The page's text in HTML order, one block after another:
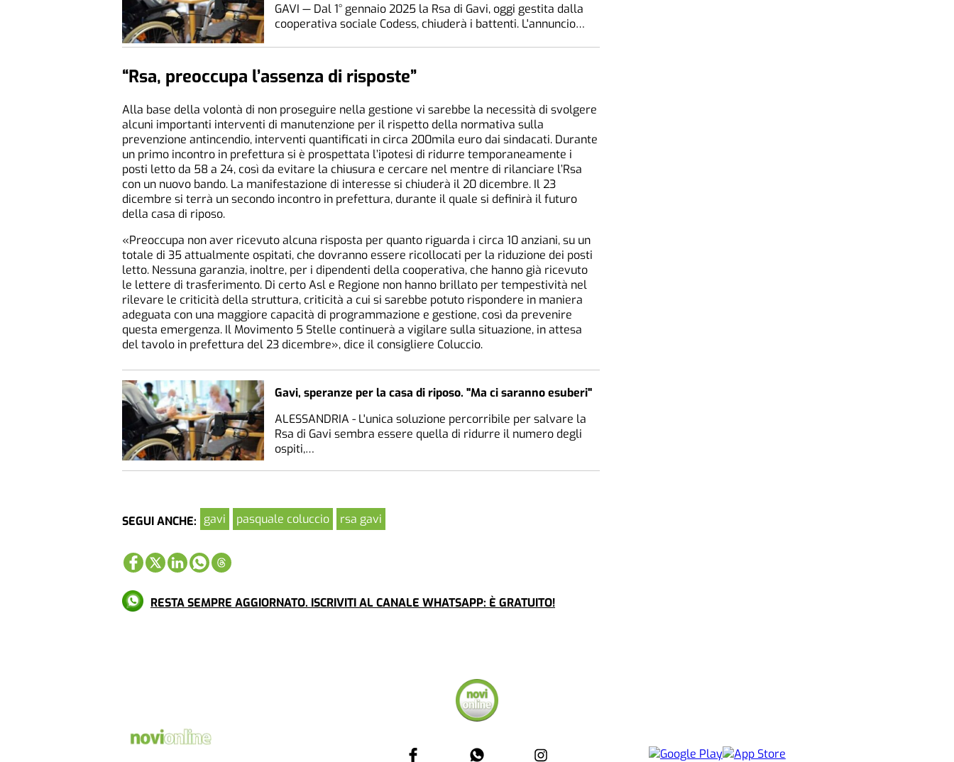
GAVI — Dal 1° gennaio 2025 la Rsa di Gavi, oggi gestita dalla
cooperativa sociale Codess, chiuderà i battenti. L'annuncio…
“Rsa, preoccupa l’assenza di risposte”
Alla base della volontà di non proseguire nella gestione vi sarebbe la necessità di svolgere
alcuni importanti interventi di manutenzione per il rispetto della normativa sulla
prevenzione antincendio, interventi quantificati in circa 200mila euro dai sindacati. Durante
un primo incontro in prefettura si è prospettata l’ipotesi di ridurre temporaneamente i
posti letto da 58 a 24, così da evitare la chiusura e cercare nel mentre di rilanciare l’Rsa
con un nuovo bando. La manifestazione di interesse si chiuderà il 20 dicembre. Il 23
dicembre si terrà un secondo incontro in prefettura, durante il quale si definirà il futuro
della casa di riposo.
«Preoccupa non aver ricevuto alcuna risposta per quanto riguarda i circa 10 anziani, su un
totale di 35 attualmente ospitati, che dovranno essere ricollocati per la riduzione dei posti
letto. Nessuna garanzia, inoltre, per i dipendenti della cooperativa, che hanno già ricevuto
le lettere di trasferimento. Di certo Asl e Regione non hanno brillato per tempestività nel
rilevare le criticità della struttura, criticità a cui si sarebbe potuto rispondere in maniera
adeguata con una maggiore capacità di programmazione e gestione, così da prevenire
questa emergenza. Il Movimento 5 Stelle continuerà a vigilare sulla situazione, in attesa
del tavolo in prefettura del 23 dicembre», dice il consigliere Coluccio.
Gavi, speranze per la casa di riposo. "Ma ci saranno esuberi"
ALESSANDRIA - L'unica soluzione percorribile per salvare la
Rsa di Gavi sembra essere quella di ridurre il numero degli
ospiti,…
SEGUI ANCHE: gavi pasquale coluccio rsa gavi
RESTA SEMPRE AGGIORNATO. ISCRIVITI AL CANALE WHATSAPP: È GRATUITO!